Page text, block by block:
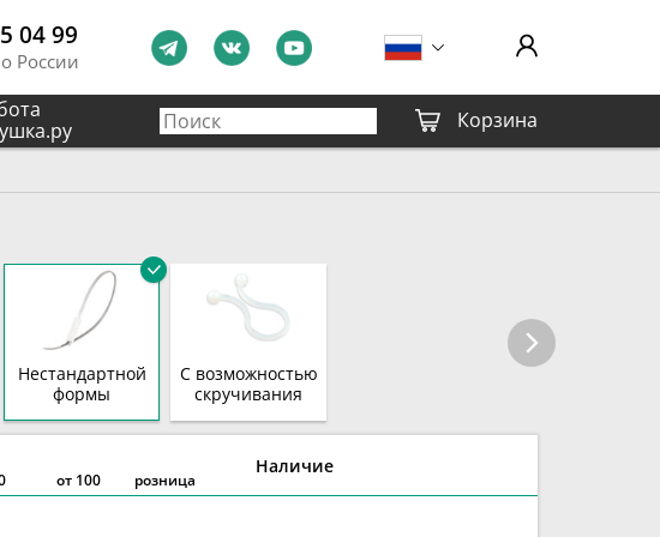
04 99
России
Корзина
Нестандартной
формы
С возможностью
скручивания
Наличие
от 100 розница